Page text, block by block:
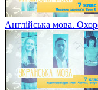
Англійська мова.